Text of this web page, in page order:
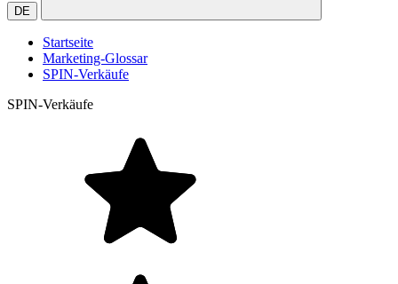
DE
Startseite
Marketing-Glossar
SPIN-Verkäufe
SPIN-Verkäufe